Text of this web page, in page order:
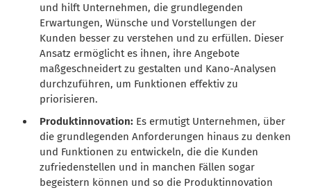
und hilft Unternehmen, die grundlegenden
Erwartungen, Wünsche und Vorstellungen der
Kunden besser zu verstehen und zu erfüllen. Dieser
Ansatz ermöglicht es ihnen, ihre Angebote
maßgeschneidert zu gestalten und Kano-Analysen
durchzuführen, um Funktionen effektiv zu
priorisieren.
Produktinnovation: Es ermutigt Unternehmen, über
die grundlegenden Anforderungen hinaus zu denken
und Funktionen zu entwickeln, die die Kunden
zufriedenstellen und in manchen Fällen sogar
begeistern können und so die Produktinnovation